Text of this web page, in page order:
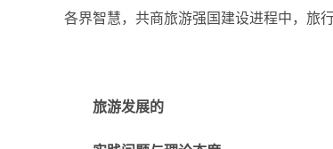
各界智慧，共商旅游强国建设进程中，旅
旅游发展的